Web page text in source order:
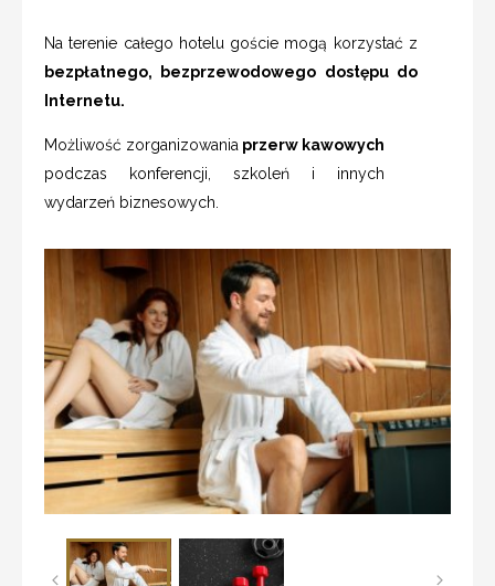
Na terenie całego hotelu goście mogą korzystać z
bezpłatnego, bezprzewodowego dostępu do
Internetu.
Możliwość zorganizowania przerw kawowych
podczas konferencji, szkoleń i innych
wydarzeń biznesowych.